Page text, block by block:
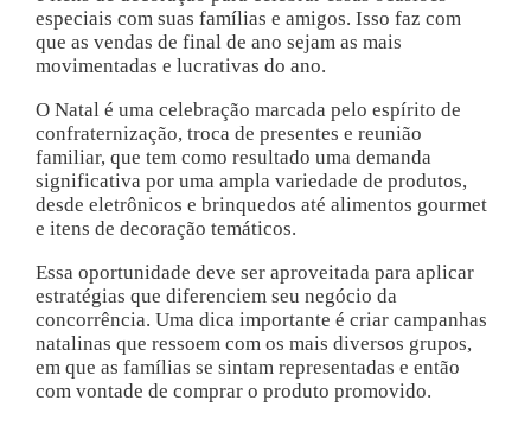
especiais com suas famílias e amigos. Isso faz com
que as vendas de final de ano sejam as mais
movimentadas e lucrativas do ano.
O Natal é uma celebração marcada pelo espírito de
confraternização, troca de presentes e reunião
familiar, que tem como resultado uma demanda
significativa por uma ampla variedade de produtos,
desde eletrônicos e brinquedos até alimentos gourmet
e itens de decoração temáticos.
Essa oportunidade deve ser aproveitada para aplicar
estratégias que diferenciem seu negócio da
concorrência. Uma dica importante é criar campanhas
natalinas que ressoem com os mais diversos grupos,
em que as famílias se sintam representadas e então
com vontade de comprar o produto promovido.